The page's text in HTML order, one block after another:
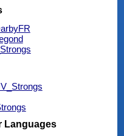
Languages